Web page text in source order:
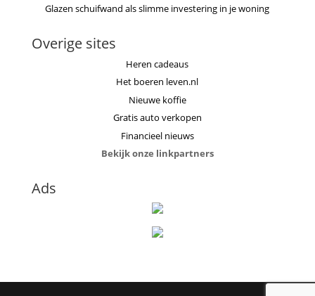
Glazen schuifwand als slimme investering in je woning
Overige sites
Heren cadeaus
Het boeren leven.nl
Nieuwe koffie
Gratis auto verkopen
Financieel nieuws
Bekijk onze linkpartners
Ads